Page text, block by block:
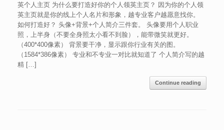
英个人主页 为什么要打造好你的个人领英主页？ 因为你的个人领
英主页就是你的线上个人名片和形象，越专业客户越愿意找你。
如何打造好？ 头像+背景+个人简介三件套。 头像要用个人职业
照，上半身（不要全身照太小看不到脸），能带微笑就更好。
（400*400像素） 背景要干净，显示跟你行业有关的图。
（1584*386像素） 专业和不专业一对比就知道了 个人简介写的越
精 […]
Continue reading